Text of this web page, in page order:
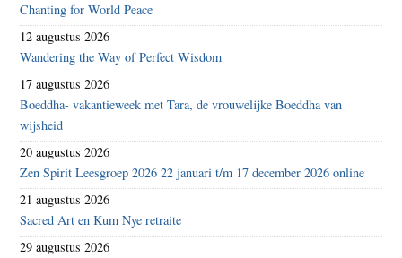
Chanting for World Peace
12 augustus 2026
Wandering the Way of Perfect Wisdom
17 augustus 2026
Boeddha- vakantieweek met Tara, de vrouwelijke Boeddha van
wijsheid
20 augustus 2026
Zen Spirit Leesgroep 2026 22 januari t/m 17 december 2026 online
21 augustus 2026
Sacred Art en Kum Nye retraite
29 augustus 2026